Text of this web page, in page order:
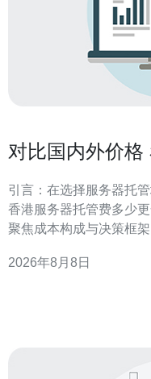
对比国内外价格
引言：在选择服务器托
香港服务器托管费多少
聚焦成本构成与决策框
比国内外价格的必要性
2026年8月8日